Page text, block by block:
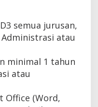
semua jurusan,
atau
minimal 1 tahun
atau
Office (Word,